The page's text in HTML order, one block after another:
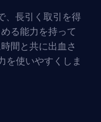
、長引く取引を得
る能力を持って
間と共に出血さ
を使いやすくしま